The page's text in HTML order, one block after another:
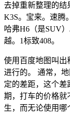
去掉重新整理的结
K3S。宝来。速腾
哈弗H6（是SUV
越。1标致408。
使用百度地图叫出
进行的。 通常，
定的差距，这个差
期，打车的价格就
生，而无论使用哪